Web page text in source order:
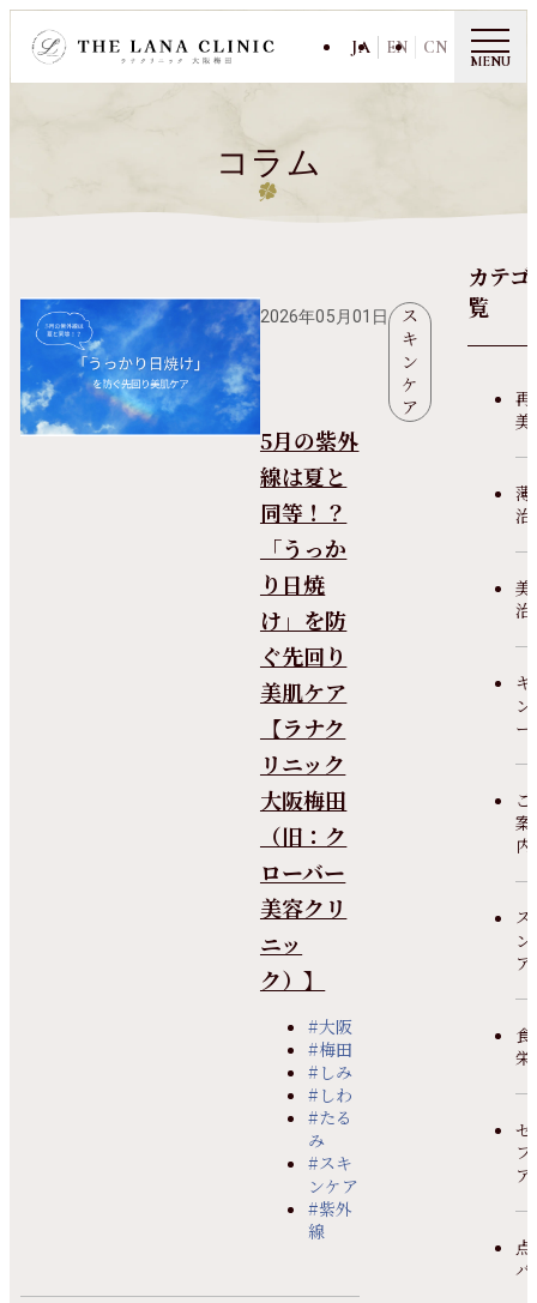
JA EN CN
MENU
コラム
2026年05月01日
ス
キ
ン
ケ
ア
5月の紫外
線は夏と
同等！？
「うっか
り日焼
け」を防
ぐ先回り
美肌ケア
【ラナク
リニック
大阪梅田
（旧：ク
ローバー
美容クリ
ニッ
ク）】
#大阪
#梅田
#しみ
#しわ
#たる
み
#スキ
ンケア
#紫外
線
カテ
覧
再
美
薄
治
美
治
キ
ー
ご
案
内
ス
ア
食
栄
セ
ア
点
パ